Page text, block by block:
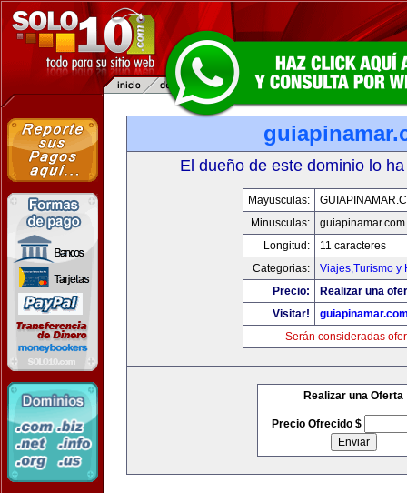
El dueño de este dominio lo
Mayusculas:
Minusculas:
guiapinamar.com
Longitud:
11 caracteres
Categorias:
Viajes,Turismo y
Precio:
Realizar una
Visitar!
Serán consideradas
Realizar una Oferta
Precio Ofrecido $